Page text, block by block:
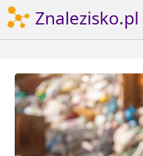
Znalezisko.pl